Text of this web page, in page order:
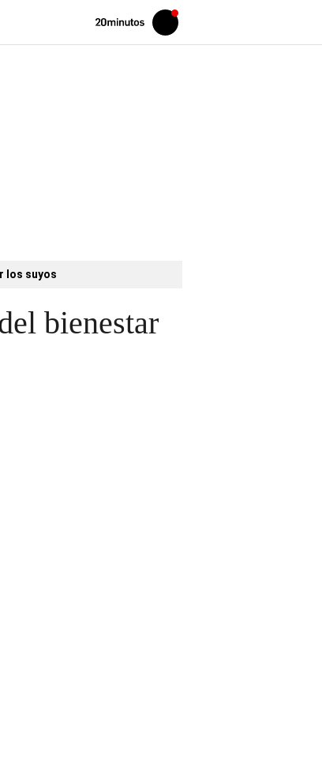
Volver
Iniciar
sesión
los suyos
bienestar